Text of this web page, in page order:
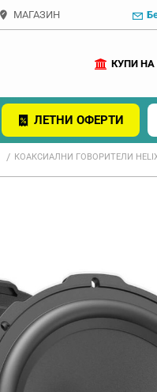
МАГАЗИН
КУПИ
ЛЕТНИ ОФЕРТИ
КОАКСИАЛНИ ГОВОРИТЕЛИ HELIX